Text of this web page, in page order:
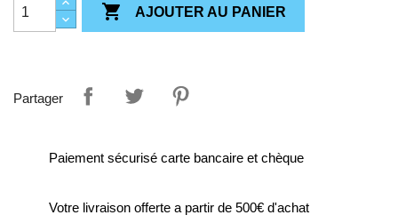
 AJOUTER AU PANIER
Partager
Paiement sécurisé carte bancaire et chèque
Votre livraison offerte a partir de 500€ d'achat